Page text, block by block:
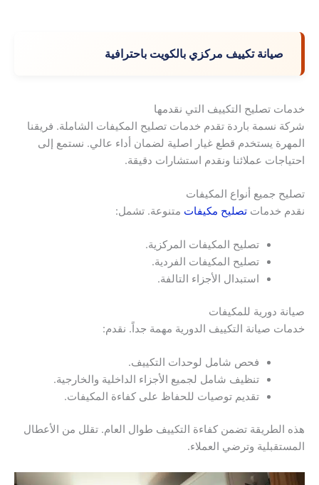
صيانة تكييف مركزي بالكويت باحترافية
خدمات تصليح التكييف التي نقدمها
شركة نسمة باردة تقدم خدمات تصليح المكيفات الشاملة. فريقنا
المهرة يستخدم قطع غيار اصلية لضمان أداء عالي. نستمع إلى
احتياجات عملائنا ونقدم استشارات دقيقة.
تصليح جميع أنواع المكيفات
نقدم خدمات تصليح مكيفات متنوعة. تشمل:
تصليح المكيفات المركزية.
تصليح المكيفات الفردية.
استبدال الأجزاء التالفة.
صيانة دورية للمكيفات
خدمات صيانة التكييف الدورية مهمة جداً. نقدم:
فحص شامل لوحدات التكييف.
تنظيف شامل لجميع الأجزاء الداخلية والخارجية.
تقديم توصيات للحفاظ على كفاءة المكيفات.
هذه الطريقة تضمن كفاءة التكييف طوال العام. تقلل من الأعطال
المستقبلية وترضي العملاء.